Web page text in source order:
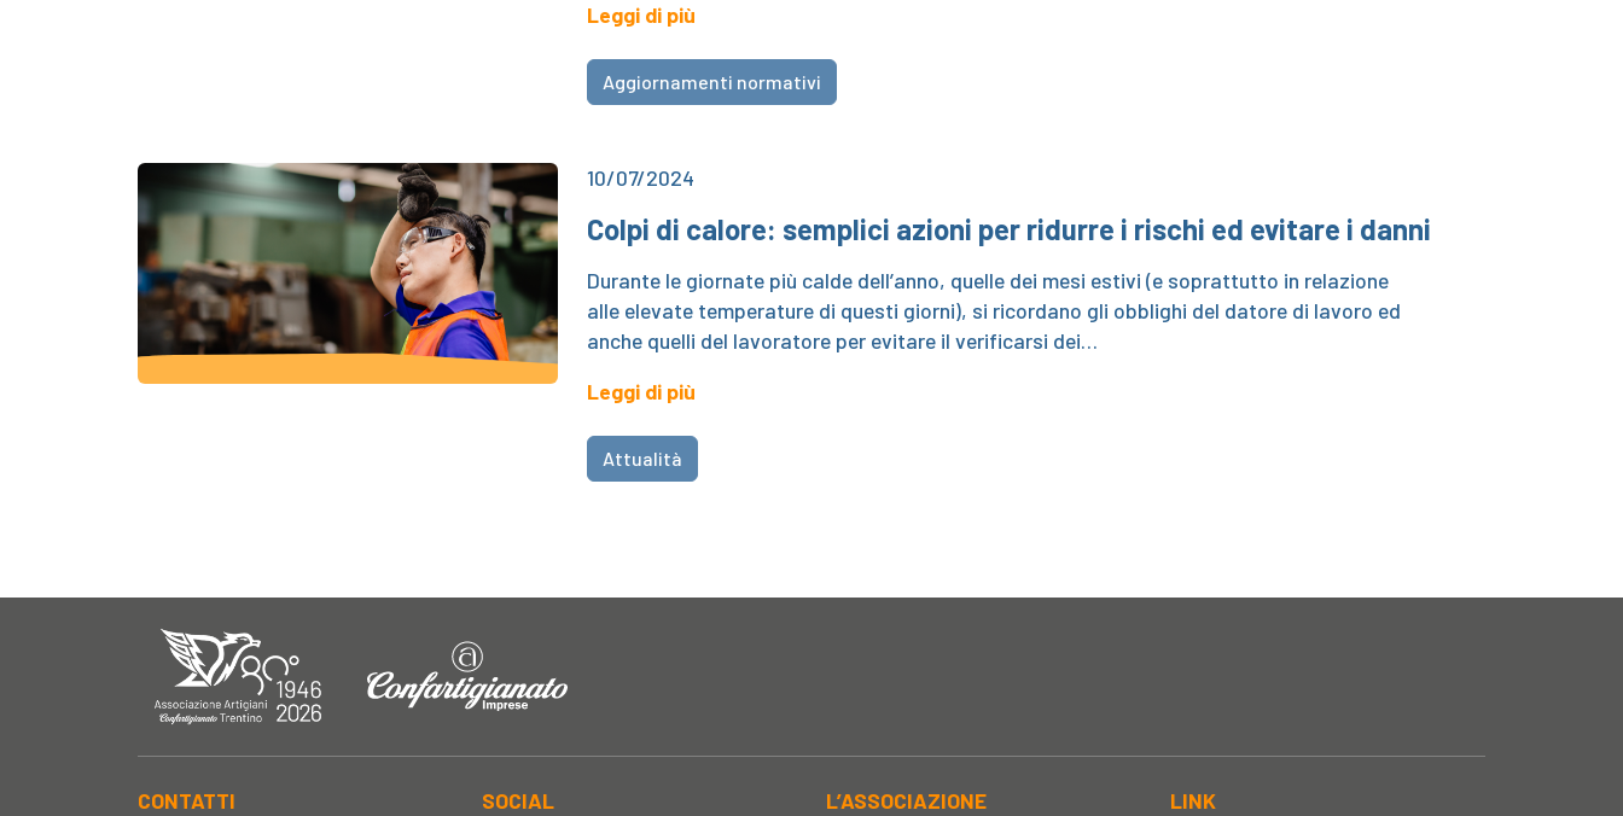
Leggi di più
Aggiornamenti normativi
10/07/2024
Colpi di calore: semplici azioni per ridurre i rischi ed evitare i danni
Durante le giornate più calde dell’anno, quelle dei mesi estivi (e soprattutto in relazione
alle elevate temperature di questi giorni), si ricordano gli obblighi del datore di lavoro ed
anche quelli del lavoratore per evitare il verificarsi dei…
Leggi di più
Attualità
CONTATTI SOCIAL L’ASSOCIAZIONE LINK